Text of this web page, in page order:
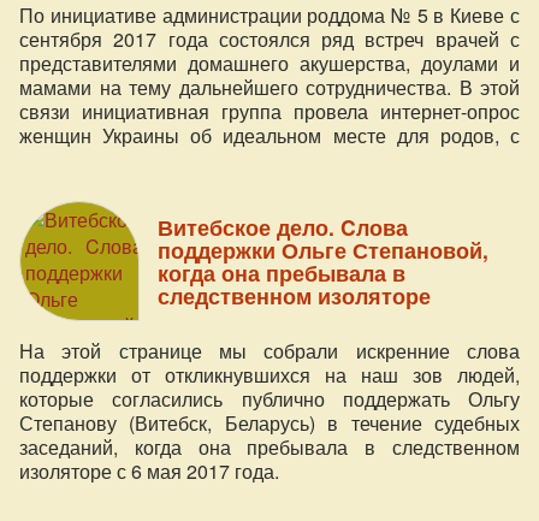
По инициативе администрации роддома № 5 в Киеве с
сентября 2017 года состоялся ряд встреч врачей с
представителями домашнего акушерства, доулами и
мамами на тему дальнейшего сотрудничества. В этой
связи инициативная группа провела интернет-опрос
женщин Украины об идеальном месте для родов, с
Витебское дело. Cлова
поддержки Ольге Степановой,
когда она пребывала в
следственном изоляторе
На этой странице мы собрали искренние слова
поддержки от откликнувшихся на наш зов людей,
которые согласились публично поддержать Ольгу
Степанову (Витебск, Беларусь) в течение судебных
заседаний, когда она пребывала в следственном
изоляторе с 6 мая 2017 года.